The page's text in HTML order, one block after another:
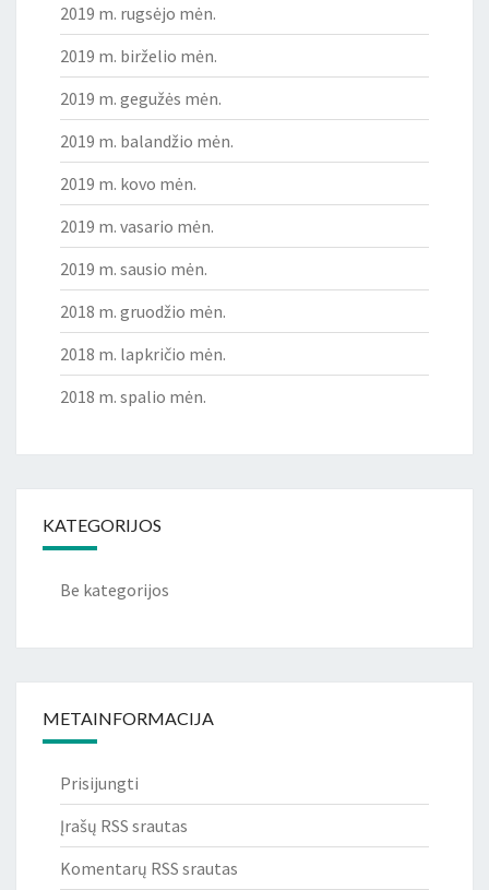
2019 m. rugsėjo mėn.
2019 m. birželio mėn.
2019 m. gegužės mėn.
2019 m. balandžio mėn.
2019 m. kovo mėn.
2019 m. vasario mėn.
2019 m. sausio mėn.
2018 m. gruodžio mėn.
2018 m. lapkričio mėn.
2018 m. spalio mėn.
KATEGORIJOS
Be kategorijos
METAINFORMACIJA
Prisijungti
Įrašų RSS srautas
Komentarų RSS srautas